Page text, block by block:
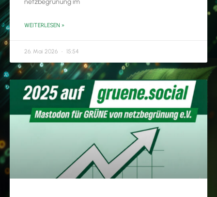
WEITERLESEN »
26. Mai 2026 15:54